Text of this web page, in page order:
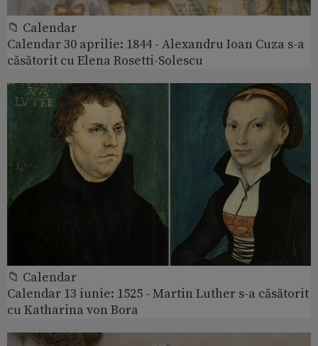
📁 Calendar
Calendar 30 aprilie: 1844 - Alexandru Ioan Cuza s-a
căsătorit cu Elena Rosetti-Solescu
📁 Calendar
Calendar 13 iunie: 1525 - Martin Luther s-a căsătorit
cu Katharina von Bora